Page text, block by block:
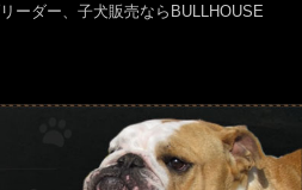
ーダー、子犬販売ならBULLHOUSE